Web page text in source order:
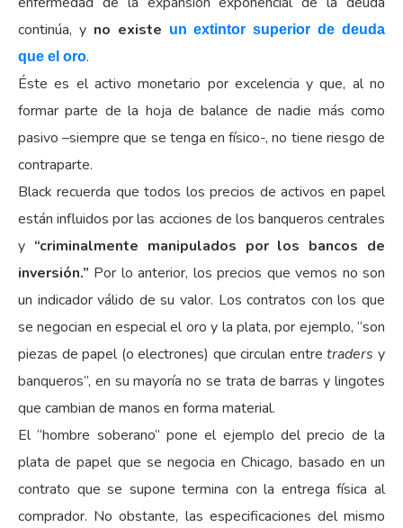
continúa, y no existe un extintor superior de deuda
que el oro.
Éste es el activo monetario por excelencia y que, al no
formar parte de la hoja de balance de nadie más como
pasivo –siempre que se tenga en físico-, no tiene riesgo de
contraparte.
Black recuerda que todos los precios de activos en papel
están influidos por las acciones de los banqueros centrales
y “criminalmente manipulados por los bancos de
inversión.” Por lo anterior, los precios que vemos no son
un indicador válido de su valor. Los contratos con los que
se negocian en especial el oro y la plata, por ejemplo, “son
piezas de papel (o electrones) que circulan entretraders y
banqueros”, en su mayoría no se trata de barras y lingotes
que cambian de manos en forma material.
El “hombre soberano” pone el ejemplo del precio de la
plata de papel que se negocia en Chicago, basado en un
contrato que se supone termina con la entrega física al
comprador. No obstante, las especificaciones del mismo